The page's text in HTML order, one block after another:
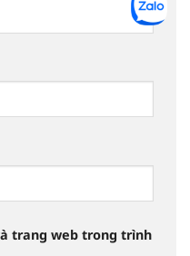
trang web trong trình